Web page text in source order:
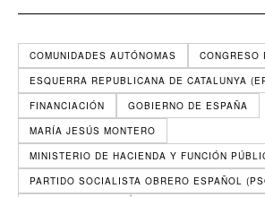
COMUNIDADES AUTÓNOMAS
CONGRESO
ESQUERRA REPUBLICANA DE CATALUNYA
FINANCIACIÓN
GOBIERNO DE ESPAÑA
MARÍA JESÚS MONTERO
MINISTERIO DE HACIENDA Y FUNCIÓN
PARTIDO SOCIALISTA OBRERO ESPAÑOL